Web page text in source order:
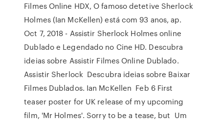
Filmes Online HDX, O famoso detetive Sherlock
Holmes (Ian McKellen) está com 93 anos, ap.
Oct 7, 2018 - Assistir Sherlock Holmes online
Dublado e Legendado no Cine HD. Descubra
ideias sobre Assistir Filmes Online Dublado.
Assistir Sherlock Descubra ideias sobre Baixar
Filmes Dublados. Ian McKellen ‏ Feb 6 First
teaser poster for UK release of my upcoming
film, 'Mr Holmes'. Sorry to be a tease, but Um